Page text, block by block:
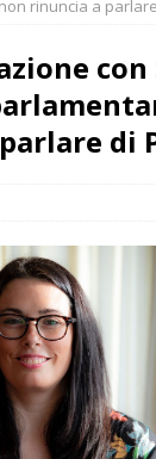
rinuncia a
di